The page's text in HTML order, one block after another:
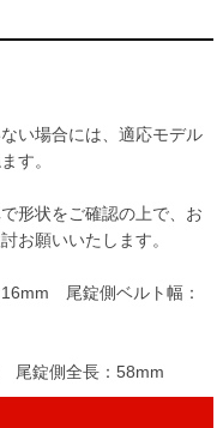
い場合には、適応モデル
す。
形状をご確認の上で、お
お願いいたします。
尾錠側ベルト幅：
尾錠側全長：58mm